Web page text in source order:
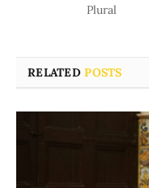
Plural
RELATEDPOSTS